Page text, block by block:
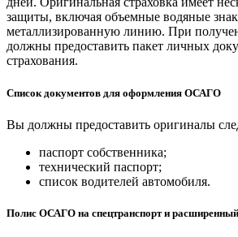
защиты, включая объемные водяные
металлизированную линию. При
должны предоставить пакет личных
страхования.
Список документов для оформления ОСАГО
Вы должны предоставить оригиналы
паспорт собственника;
технический паспорт;
список водителей автомобиля.
Полис ОСАГО на спецтранспорт и